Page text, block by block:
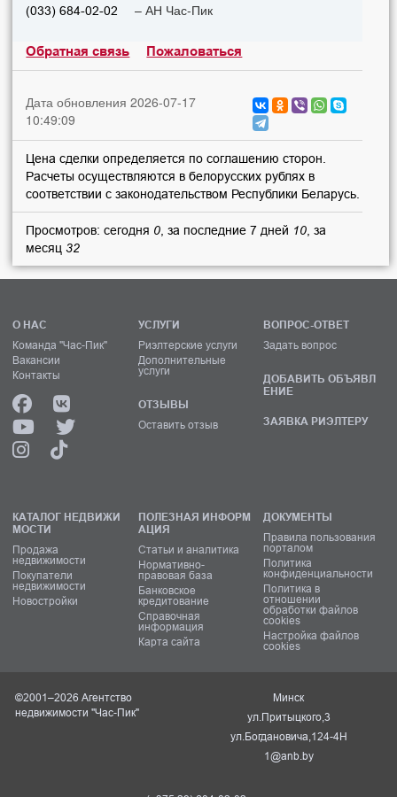
(033) 684-02-02
– АН Час-Пик
Обратная связь Пожаловаться
Дата обновления 2026-07-17
10:49:09
Цена сделки определяется по соглашению сторон.
Расчеты осуществляются в белорусских рублях в
соответствии с законодательством Республики Беларусь.
Просмотров: сегодня 0, за последние 7 дней 10, за
месяц32
О НАС
Команда "Час-Пик"
Вакансии
Контакты
УСЛУГИ
Риэлтерские услуги
Дополнительные
услуги
ОТЗЫВЫ
Оставить отзыв
ВОПРОС-ОТВЕТ
Задать вопрос
ДОБАВИТЬ ОБЪЯВЛ
ЕНИЕ
ЗАЯВКА РИЭЛТЕРУ
КАТАЛОГ НЕДВИЖИ
МОСТИ
Продажа
недвижимости
Покупатели
недвижимости
Новостройки
ПОЛЕЗНАЯ ИНФОРМ
АЦИЯ
Статьи и аналитика
Нормативно-
правовая база
Банковское
кредитование
Справочная
информация
Карта сайта
ДОКУМЕНТЫ
Правила пользования
порталом
Политика
конфиденциальности
Политика в
отношении
обработки файлов
cookies
Настройка файлов
cookies
©2001–2026 Агентство
недвижимости "Час-Пик"
Минск
ул.Притыцкого,3
ул.Богдановича,124-4Н
1@anb.by